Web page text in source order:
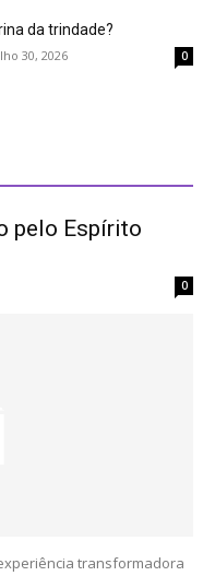
da trindade?
30, 2026 0
pelo Espírito
0
transformadora